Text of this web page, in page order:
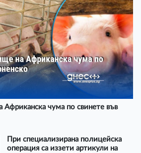
Африканска чума по свинете във
При специализирана полицейска
операция са иззети артикули на